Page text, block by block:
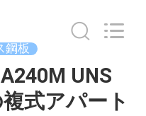
鋼板
UNS
式アパート